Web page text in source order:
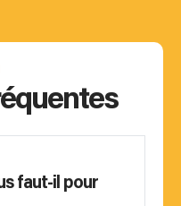
faut-il pour